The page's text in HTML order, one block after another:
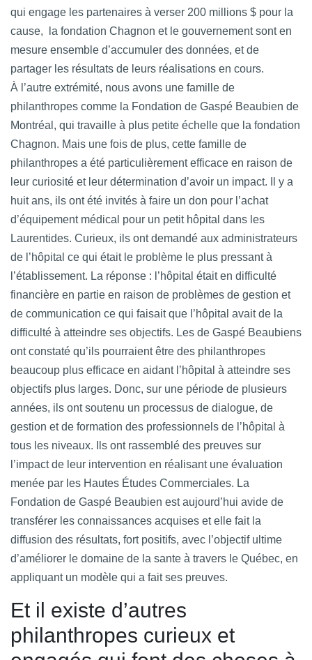
qui engage les partenaires à verser 200 millions $ pour la
cause, la fondation Chagnon et le gouvernement sont en
mesure ensemble d’accumuler des données, et de
partager les résultats de leurs réalisations en cours.
À l’autre extrémité, nous avons une famille de
philanthropes comme la Fondation de Gaspé Beaubien de
Montréal, qui travaille à plus petite échelle que la fondation
Chagnon. Mais une fois de plus, cette famille de
philanthropes a été particulièrement efficace en raison de
leur curiosité et leur détermination d’avoir un impact. Il y a
huit ans, ils ont été invités à faire un don pour l’achat
d’équipement médical pour un petit hôpital dans les
Laurentides. Curieux, ils ont demandé aux administrateurs
de l’hôpital ce qui était le problème le plus pressant à
l’établissement. La réponse : l’hôpital était en difficulté
financière en partie en raison de problèmes de gestion et
de communication ce qui faisait que l’hôpital avait de la
difficulté à atteindre ses objectifs. Les de Gaspé Beaubiens
ont constaté qu’ils pourraient être des philanthropes
beaucoup plus efficace en aidant l’hôpital à atteindre ses
objectifs plus larges. Donc, sur une période de plusieurs
années, ils ont soutenu un processus de dialogue, de
gestion et de formation des professionnels de l’hôpital à
tous les niveaux. Ils ont rassemblé des preuves sur
l’impact de leur intervention en réalisant une évaluation
menée par les Hautes Études Commerciales. La
Fondation de Gaspé Beaubien est aujourd’hui avide de
transférer les connaissances acquises et elle fait la
diffusion des résultats, fort positifs, avec l’objectif ultime
d’améliorer le domaine de la sante à travers le Québec, en
appliquant un modèle qui a fait ses preuves.
Et il existe d’autres
philanthropes curieux et